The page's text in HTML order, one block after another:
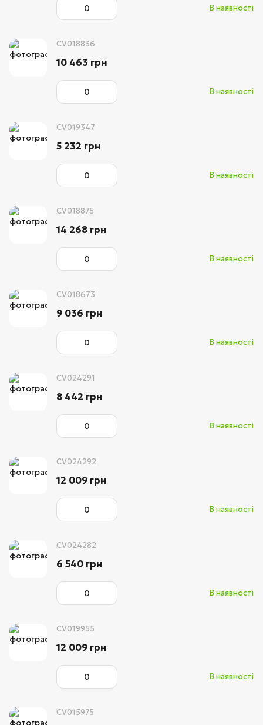
В наявності
CV018836
В наявності
10 463 грн
CV019347
В наявності
5 232 грн
CV018875
В наявності
14 268 грн
CV018673
В наявності
9 036 грн
CV024291
В наявності
8 442 грн
CV024292
В наявності
12 009 грн
CV024282
В наявності
6 540 грн
CV019955
В наявності
12 009 грн
CV015975